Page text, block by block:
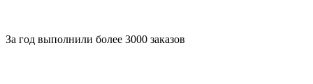
За год выполнили более 3000 заказов